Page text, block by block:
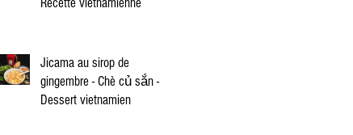
Jicama au sirop de
gingembre - Chè củ sắn -
Dessert vietnamien